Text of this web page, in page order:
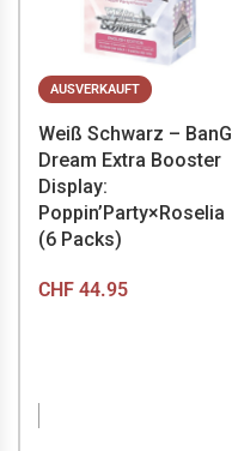
AUSVERKAUFT
Weiß Schwarz – BanG
Dream Extra Booster
Display:
Poppin’Party×Roselia
(6 Packs)
CHF 44.95